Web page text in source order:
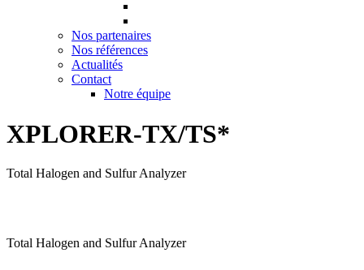
Nos partenaires
Nos références
Actualités
Contact
Notre équipe
XPLORER-TX/TS*
Total Halogen and Sulfur Analyzer
Total Halogen and Sulfur Analyzer